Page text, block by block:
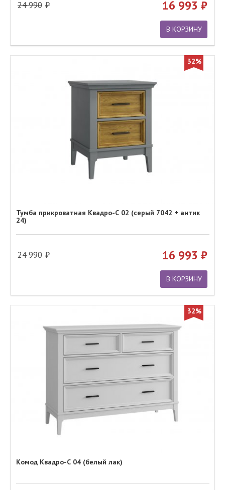
24 990 16 993
В КОРЗИНУ
32%
Тумба прикроватная Квадро-С 02 (серый 7042 + антик
24)
24 990 16 993
В КОРЗИНУ
32%
Комод Квадро-С 04 (белый лак)